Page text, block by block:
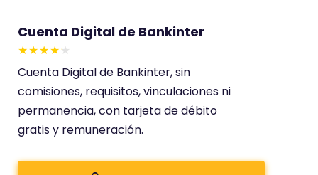
Cuenta Digital de Bankinter
E
s
t
e
c
o
Cuenta Digital de Bankinter, sin
comisiones, requisitos, vinculaciones ni
permanencia, con tarjeta de débito
gratis y remuneración.